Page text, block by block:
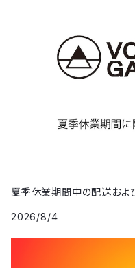
夏季休業期間中の配送およ
2026/8/4